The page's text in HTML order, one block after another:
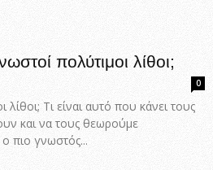
πολύτιμοι λίθοι;
0
λίθοι; Τι είναι αυτό που κάνει τους
και να τους θεωρούμε
πιο γνωστός...